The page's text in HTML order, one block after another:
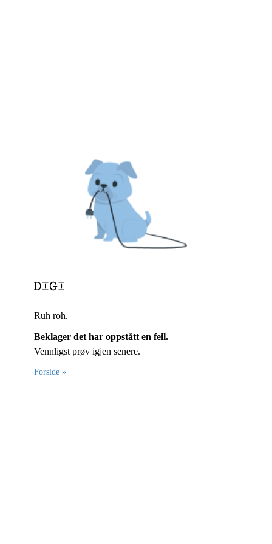
Ruh roh.
Beklager det har oppstått en feil.
Vennligst prøv igjen senere.
Forside »